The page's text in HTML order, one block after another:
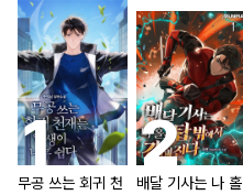
무공 쓰는 회귀 천
배달 기사는 나 홀